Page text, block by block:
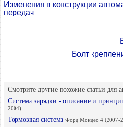
Изменения в конструкции
передач
Болт
Смотрите другие похожие статьи для
Система зарядки - описание и
2004)
Тормозная система Форд Мондео 4 (2007-